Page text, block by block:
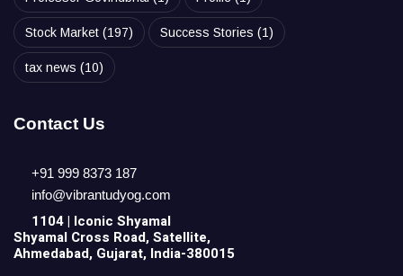
Stock Market (197) Success Stories (1)
tax news (10)
Contact Us
+91 999 8373 187
info@vibrantudyog.com
1104 | Iconic Shyamal
Shyamal Cross Road, Satellite,
Ahmedabad, Gujarat, India-380015